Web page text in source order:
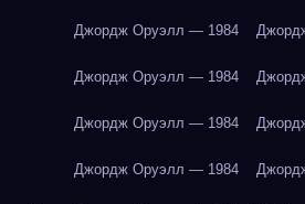
Джордж Оруэлл — 1984
Джордж Оруэлл — 1984
Джордж Оруэлл — 1984
Джордж Оруэлл — 1984